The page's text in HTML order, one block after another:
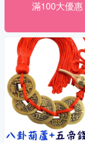
滿100大優惠